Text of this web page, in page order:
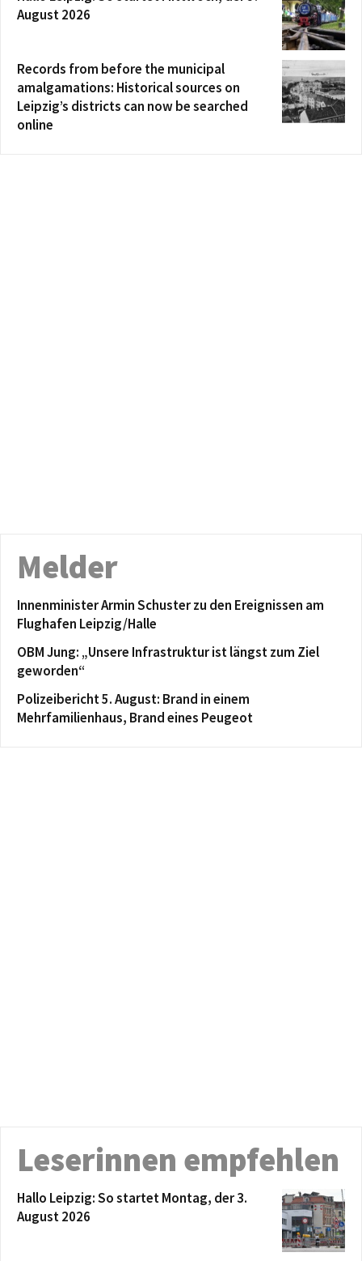
August 2026
Records from before the municipal
amalgamations: Historical sources on
Leipzig’s districts can now be searched
online
Melder
Innenminister Armin Schuster zu den Ereignissen am
Flughafen Leipzig/Halle
OBM Jung: „Unsere Infrastruktur ist längst zum Ziel
geworden“
Polizeibericht 5. August: Brand in einem
Mehrfamilienhaus, Brand eines Peugeot
Leserinnen empfehlen
Hallo Leipzig: So startet Montag, der 3.
August 2026